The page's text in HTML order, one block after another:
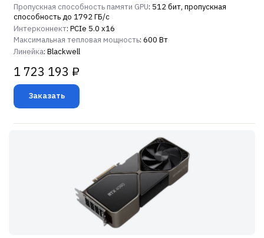
Пропускная способность памяти GPU: 512 бит, пропускная
способность до 1792 ГБ/с
Интерконнект: PCIe 5.0 x16
Максимальная тепловая мощность: 600 Вт
Линейка: Blackwell
1 723 193 ₽
Заказать